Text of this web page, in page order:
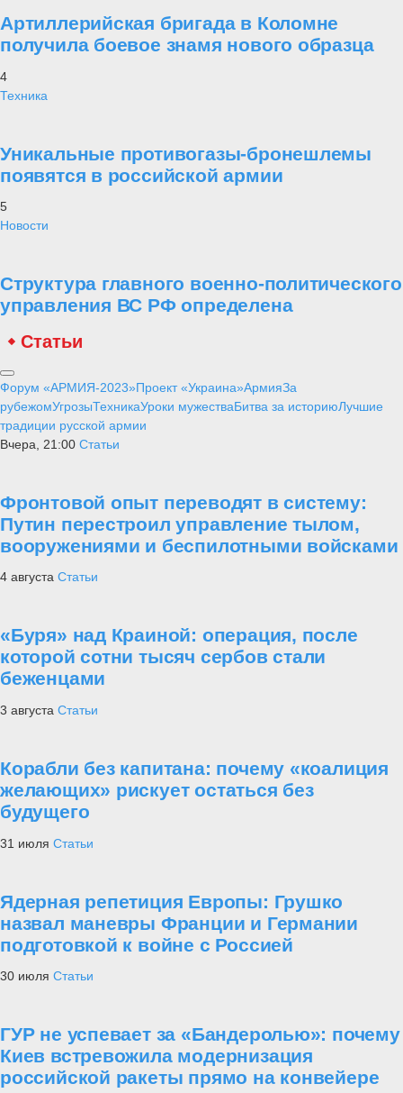
Артиллерийская бригада в Коломне
получила боевое знамя нового образца
4
Техника
Уникальные противогазы-бронешлемы
появятся в российской армии
5
Новости
Структура главного военно-политического
управления ВС РФ определена
Статьи
Форум «АРМИЯ-2023»Проект «Украина»АрмияЗа
рубежомУгрозыТехникаУроки мужестваБитва за историюЛучшие
традиции русской армии
Вчера, 21:00 Статьи
Фронтовой опыт переводят в систему:
Путин перестроил управление тылом,
вооружениями и беспилотными войсками
4 августа Статьи
«Буря» над Краиной: операция, после
которой сотни тысяч сербов стали
беженцами
3 августа Статьи
Корабли без капитана: почему «коалиция
желающих» рискует остаться без
будущего
31 июля Статьи
Ядерная репетиция Европы: Грушко
назвал маневры Франции и Германии
подготовкой к войне с Россией
30 июля Статьи
ГУР не успевает за «Бандеролью»: почему
Киев встревожила модернизация
российской ракеты прямо на конвейере